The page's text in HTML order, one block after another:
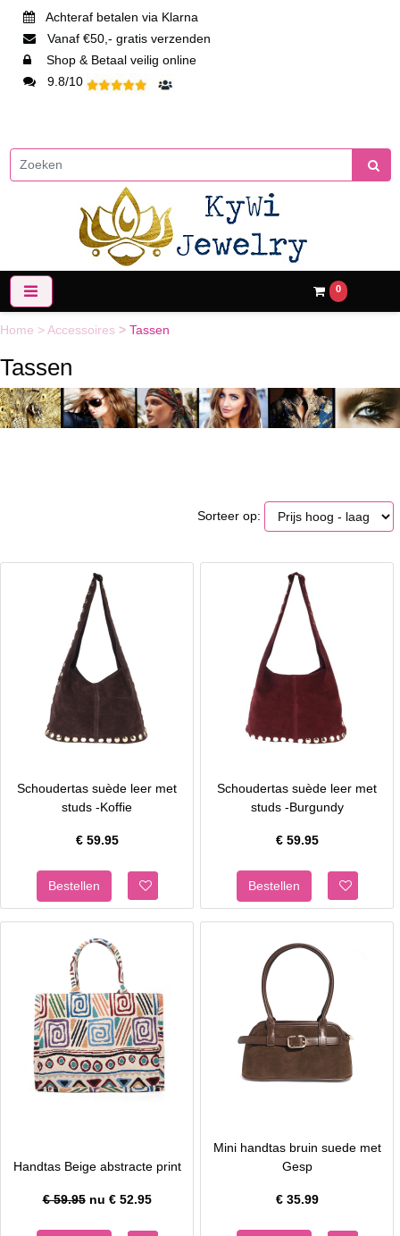
Achteraf betalen via Klarna
Vanaf €50,- gratis verzenden
Shop & Betaal veilig online
9.8/10
0
Home >Accessoires > Tassen
Tassen
Sorteer op:
Schoudertas suède leer met
studs -Koffie
€ 59.95
Schoudertas suède leer met
studs -Burgundy
€ 59.95
Handtas Beige abstracte print
€ 59.95nu € 52.95
Mini handtas bruin suede met
Gesp
€ 35.99